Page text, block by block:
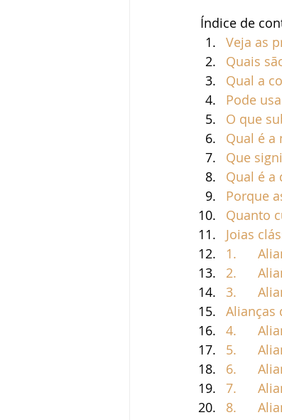
Pedido de casamento
Vida de casados
Índice de
Veja as
Quais
Qual a
Pode
O que
Qual é a
Que
Qual é a
Porque
Quanto
Joias
1.
2.
3.
Alianças
4.
5.
6.
7.
8.